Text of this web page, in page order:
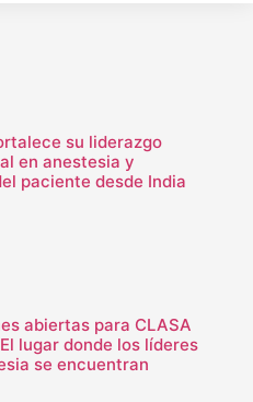
su liderazgo
en anestesia y
paciente desde India
abiertas para CLASA
lugar donde los líderes
se encuentran